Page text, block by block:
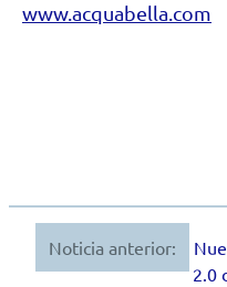
www.acquabella.com
Navegación
Noticia anterior:
2.0